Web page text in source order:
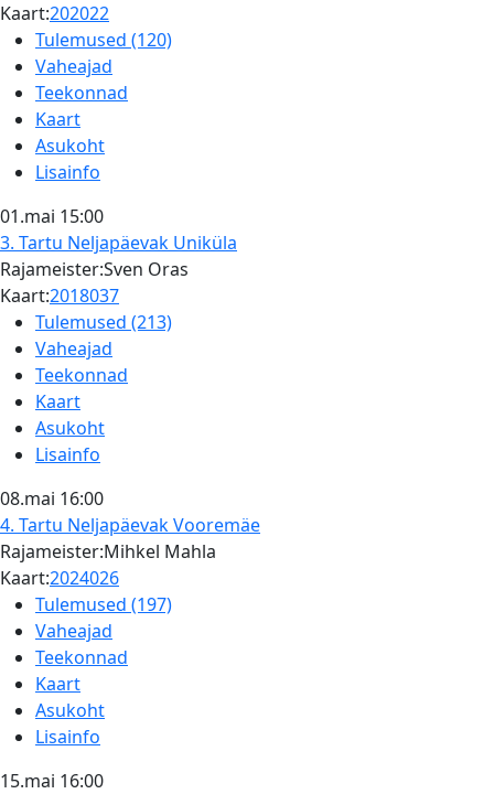
Kaart:202022
Tulemused (120)
Vaheajad
Teekonnad
Kaart
Asukoht
Lisainfo
01.mai 15:00
3. Tartu Neljapäevak Uniküla
Rajameister:Sven Oras
Kaart:2018037
Tulemused (213)
Vaheajad
Teekonnad
Kaart
Asukoht
Lisainfo
08.mai 16:00
4. Tartu NeljapäevakVooremäe
Rajameister:Mihkel Mahla
Kaart:2024026
Tulemused (197)
Vaheajad
Teekonnad
Kaart
Asukoht
Lisainfo
15.mai 16:00